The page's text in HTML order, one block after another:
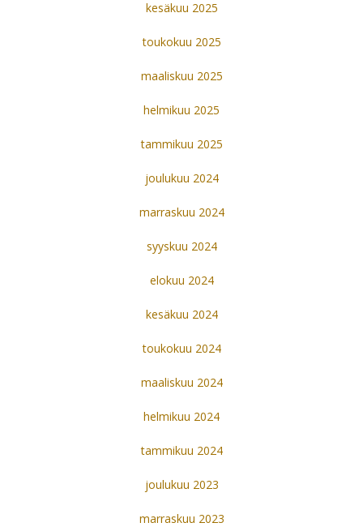
kesäkuu 2025
toukokuu 2025
maaliskuu 2025
helmikuu 2025
tammikuu 2025
joulukuu 2024
marraskuu 2024
syyskuu 2024
elokuu 2024
kesäkuu 2024
toukokuu 2024
maaliskuu 2024
helmikuu 2024
tammikuu 2024
joulukuu 2023
marraskuu 2023